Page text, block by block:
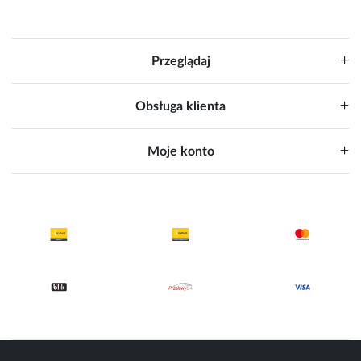
Przeglądaj
Obsługa klienta
Moje konto